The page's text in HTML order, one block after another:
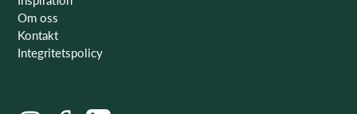
Om oss
Kontakt
Integritetspolicy